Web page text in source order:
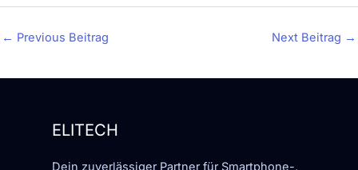
← Previous Beitrag Next Beitrag →
ELITECH
Dein zuverlässiger Partner für Smartphone-,